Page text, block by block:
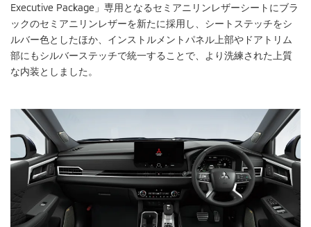
Executive Package」専用となるセミアニリンレザーシートにブラ
ックのセミアニリンレザーを新たに採用し、シートステッチをシ
ルバー色としたほか、インストルメントパネル上部やドアトリム
部にもシルバーステッチで統一することで、より洗練された上質
な内装としました。